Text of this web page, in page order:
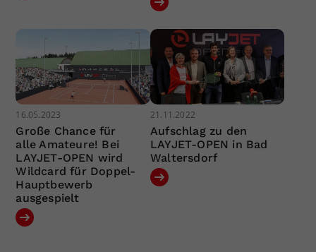
16.05.2023
Große Chance für
alle Amateure! Bei
LAYJET-OPEN wird
Wildcard für Doppel-
Hauptbewerb
ausgespielt
21.11.2022
Aufschlag zu den
LAYJET-OPEN in Bad
Waltersdorf